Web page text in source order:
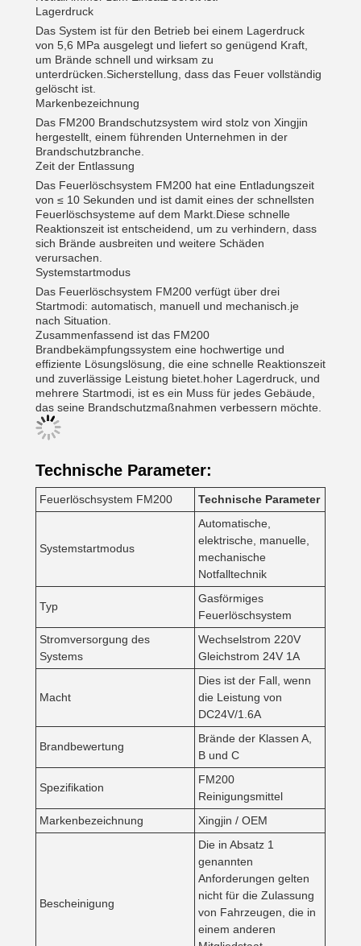
Lagerdruck
Das System ist für den Betrieb bei einem Lagerdruck
von 5,6 MPa ausgelegt und liefert so genügend Kraft,
um Brände schnell und wirksam zu
unterdrücken.Sicherstellung, dass das Feuer vollständig
gelöscht ist.
Markenbezeichnung
Das FM200 Brandschutzsystem wird stolz von Xingjin
hergestellt, einem führenden Unternehmen in der
Brandschutzbranche.
Zeit der Entlassung
Das Feuerlöschsystem FM200 hat eine Entladungszeit
von ≤ 10 Sekunden und ist damit eines der schnellsten
Feuerlöschsysteme auf dem Markt.Diese schnelle
Reaktionszeit ist entscheidend, um zu verhindern, dass
sich Brände ausbreiten und weitere Schäden
verursachen.
Systemstartmodus
Das Feuerlöschsystem FM200 verfügt über drei
Startmodi: automatisch, manuell und mechanisch.je
nach Situation.
Zusammenfassend ist das FM200
Brandbekämpfungssystem eine hochwertige und
effiziente Lösungslösung, die eine schnelle Reaktionszeit
und zuverlässige Leistung bietet.hoher Lagerdruck, und
mehrere Startmodi, ist es ein Muss für jedes Gebäude,
das seine Brandschutzmaßnahmen verbessern möchte.
Technische Parameter:
Feuerlöschsystem FM200 Technische Parameter
Systemstartmodus
Automatische,
elektrische, manuelle,
mechanische
Notfalltechnik
Typ
Gasförmiges
Feuerlöschsystem
Stromversorgung des
Systems
Wechselstrom 220V
Gleichstrom 24V 1A
Macht
Dies ist der Fall, wenn
die Leistung von
DC24V/1.6A
Brandbewertung
Brände der Klassen A,
B und C
Spezifikation
FM200
Reinigungsmittel
Markenbezeichnung
Xingjin / OEM
Bescheinigung
Die in Absatz 1
genannten
Anforderungen gelten
nicht für die Zulassung
von Fahrzeugen, die in
einem anderen